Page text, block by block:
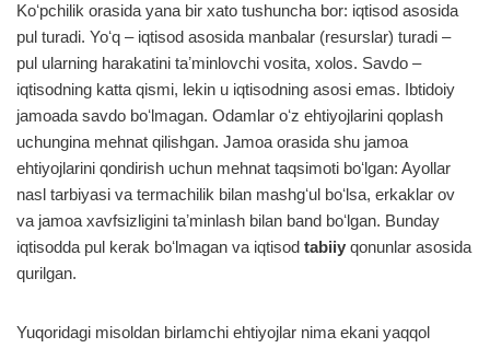
Koʻpchilik orasida yana bir xato tushuncha bor: iqtisod asosida
pul turadi. Yoʻq – iqtisod asosida manbalar (resurslar) turadi –
pul ularning harakatini taʼminlovchi vosita, xolos. Savdo –
iqtisodning katta qismi, lekin u iqtisodning asosi emas. Ibtidoiy
jamoada savdo boʻlmagan. Odamlar oʻz ehtiyojlarini qoplash
uchungina mehnat qilishgan. Jamoa orasida shu jamoa
ehtiyojlarini qondirish uchun mehnat taqsimoti boʻlgan: Ayollar
nasl tarbiyasi va termachilik bilan mashgʻul boʻlsa, erkaklar ov
va jamoa xavfsizligini taʼminlash bilan band boʻlgan. Bunday
iqtisodda pul kerak boʻlmagan va iqtisod tabiiy qonunlar asosida
qurilgan.
Yuqoridagi misoldan birlamchi ehtiyojlar nima ekani yaqqol